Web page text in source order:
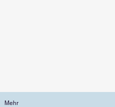
Mehr